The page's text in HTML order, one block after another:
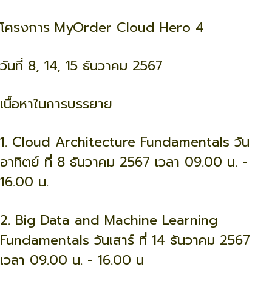
โครงการ MyOrder Cloud Hero 4
วันที่ 8, 14, 15 ธันวาคม 2567
เนื้อหาในการบรรยาย
1. Cloud Architecture Fundamentals วัน
อาทิตย์ ที่ 8 ธันวาคม 2567 เวลา 09.00 น. -
16.00 น.
2. Big Data and Machine Learning
Fundamentals วันเสาร์ ที่ 14 ธันวาคม 2567
เวลา 09.00 น. - 16.00 น